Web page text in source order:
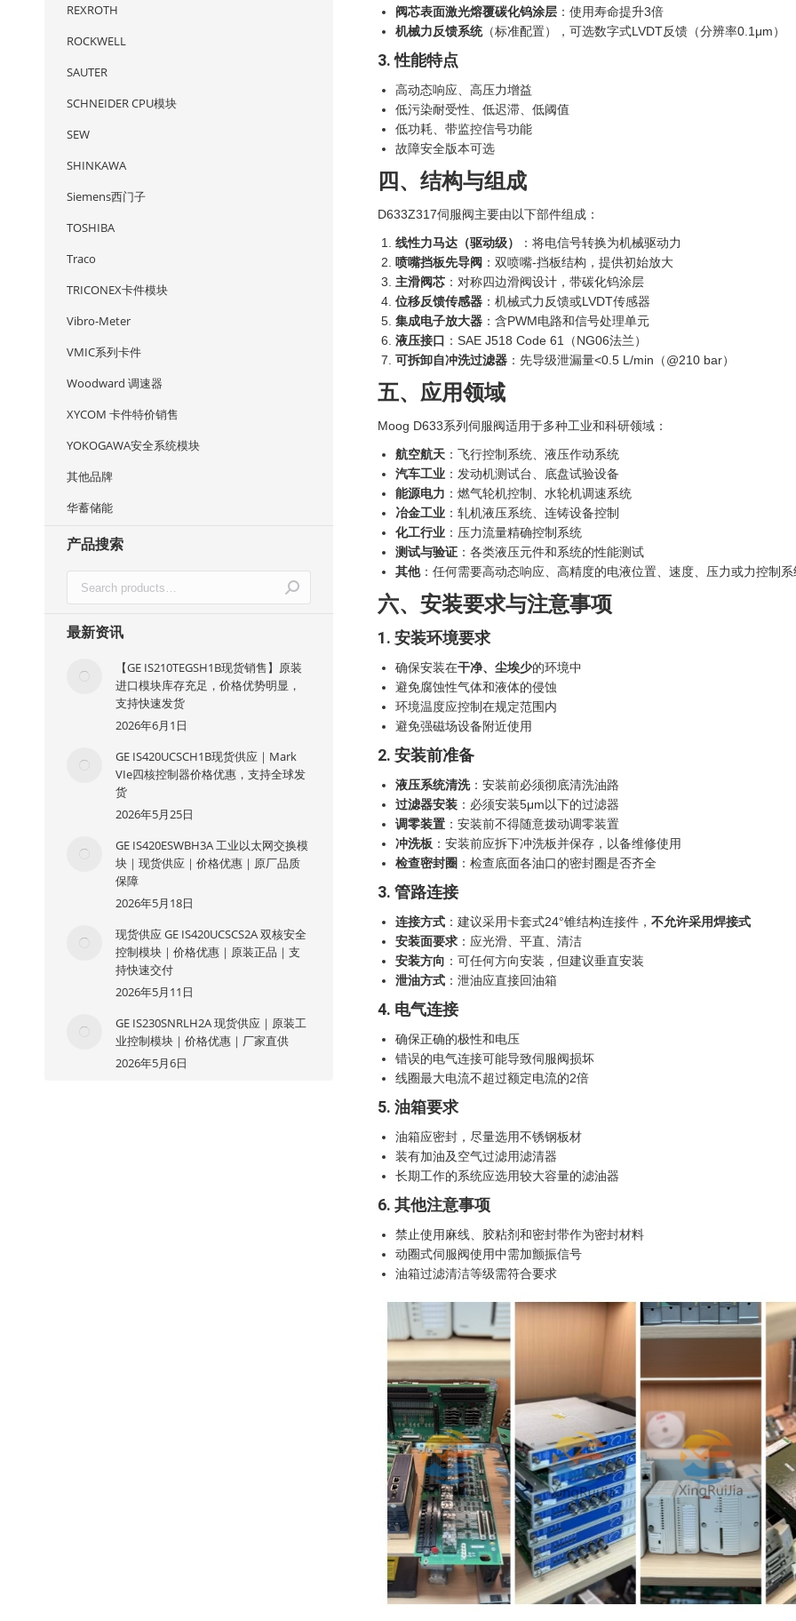
阀芯表面激光熔覆碳化钨涂层 ：使用寿命提升3倍
机械力反馈系统（标准配置），可选数字式LVDT反馈（分辨率0.1μm）
3. 性能特点
高动态响应、高压力增益
低污染耐受性、低迟滞、低阈值
低功耗、带监控信号功能
故障安全版本可选
四、结构与组成
D633Z317伺服阀主要由以下部件组成：
线性力马达（驱动级）
‍：将电信号转换为机械驱动力
喷嘴挡板先导阀 ：双喷嘴-挡板结构，提供初始放大
主滑阀芯 ：对称四边滑阀设计，带碳化钨涂层
位移反馈传感器 ：机械式力反馈或LVDT传感器
集成电子放大器 ：含PWM电路和信号处理单元
液压接口 ：SAE J518 Code 61（NG06法兰）
可拆卸自冲洗过滤器 ：先导级泄漏量<0.5 L/min（@210 bar）
五、应用领域
Moog D633系列伺服阀适用于多种工业和科研领域：
航空航天 ：飞行控制系统、液压作动系统
汽车工业 ：发动机测试台、底盘试验设备
能源电力 ：燃气轮机控制、水轮机调速系统
冶金工业 ：轧机液压系统、连铸设备控制
化工行业 ：压力流量精确控制系统
测试与验证 ：各类液压元件和系统的性能测试
其他：任何需要高动态响应、高精度的电液位置、速度、压力或力控制系
六、安装要求与注意事项
1. 安装环境要求
确保安装在干净、尘埃少的环境中
避免腐蚀性气体和液体的侵蚀
环境温度应控制在规定范围内
避免强磁场设备附近使用
2. 安装前准备
液压系统清洗：安装前必须彻底清洗油路
过滤器安装 ：必须安装5μm以下的过滤器
调零装置 ：安装前不得随意拨动调零装置
冲洗板 ：安装前应拆下冲洗板并保存，以备维修使用
检查密封圈 ：检查底面各油口的密封圈是否齐全
3. 管路连接
连接方式 ：建议采用卡套式24°锥结构连接件， 不允许采用焊接式
安装面要求 ：应光滑、平直、清洁
安装方向 ：可任何方向安装，但建议垂直安装
泄油方式 ：泄油应直接回油箱
4. 电气连接
确保正确的极性和电压
错误的电气连接可能导致伺服阀损坏
线圈最大电流不超过额定电流的2倍
5. 油箱要求
油箱应密封，尽量选用不锈钢板材
装有加油及空气过滤用滤清器
长期工作的系统应选用较大容量的滤油器
6. 其他注意事项
禁止使用麻线、胶粘剂和密封带作为密封材料
动圈式伺服阀使用中需加颤振信号
油箱过滤清洁等级需符合要求
REXROTH
ROCKWELL
SAUTER
SCHNEIDER CPU模块
SEW
SHINKAWA
Siemens西门子
TOSHIBA
Traco
TRICONEX卡件模块
Vibro-Meter
VMIC系列卡件
Woodward 调速器
XYCOM 卡件特价销售
YOKOGAWA安全系统模块
其他品牌
华蓄储能
产品搜索
最新资讯
【GE IS210TEGSH1B现货销售】原装
进口模块库存充足，价格优势明显，
支持快速发货
2026年6月1日
GE IS420UCSCH1B现货供应｜Mark
VIe四核控制器价格优惠，支持全球发
货
2026年5月25日
GE IS420ESWBH3A 工业以太网交换模
块｜现货供应｜价格优惠｜原厂品质
保障
2026年5月18日
现货供应 GE IS420UCSCS2A 双核安全
控制模块｜价格优惠｜原装正品｜支
持快速交付
2026年5月11日
GE IS230SNRLH2A 现货供应｜原装工
业控制模块｜价格优惠｜厂家直供
2026年5月6日